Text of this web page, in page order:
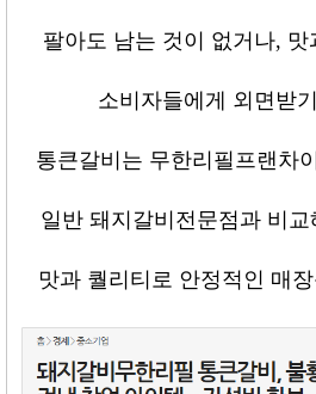
팔아도 남는 것이 없거나, 맛
소비자들에게 외면받
통큰갈비는 무한리필프랜차
일반 돼지갈비전문점과 비
맛과 퀄리티로 안정적인 매